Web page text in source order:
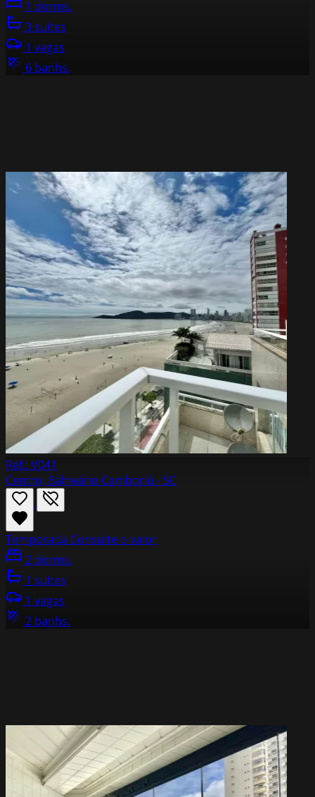
1 dorms.
3 suítes
1 vagas
6 banhs.
Ref.: V041
Centro, Balneário Camboriú - SC
Temporada Consulte o valor
2 dorms.
1 suítes
1 vagas
2 banhs.